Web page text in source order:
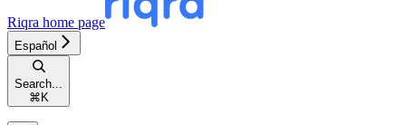
Riqra home page
Español
Search...
⌘ K